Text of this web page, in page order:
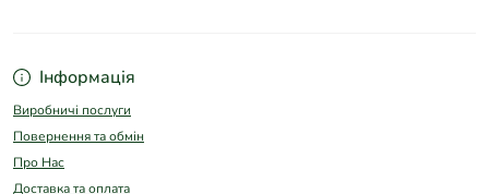
Інформація
Виробничі послуги
Повернення та обмін
Про Нас
Доставка та оплата